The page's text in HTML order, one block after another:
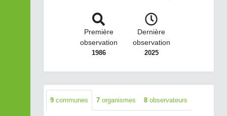
Première
observation
1986
Dernière
observation
2025
9 communes 7 organismes 8 observateurs